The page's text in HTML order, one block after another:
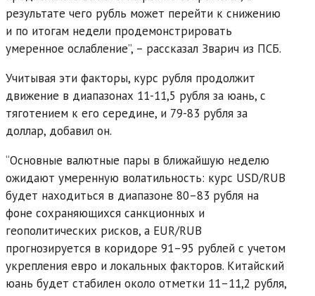
результате чего рубль может перейти к снижению
и по итогам недели продемонстрировать
умеренное ослабление”, – рассказал Зварич из ПСБ.
Учитывая эти факторы, курс рубля продолжит
движение в диапазонах 11-11,5 рубля за юань, с
тяготением к его середине, и 79-83 рубля за
доллар, добавил он.
“Основные валютные пары в ближайшую неделю
ожидают умеренную волатильность: курс USD/RUB
будет находиться в диапазоне 80–83 рубля на
фоне сохраняющихся санкционных и
геополитических рисков, а EUR/RUB
прогнозируется в коридоре 91–95 рублей с учетом
укрепления евро и локальных факторов. Китайский
юань будет стабилен около отметки 11–11,2 рубля,